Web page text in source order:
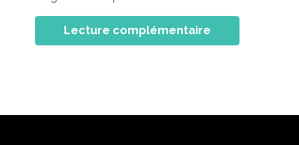
Lecture complémentaire